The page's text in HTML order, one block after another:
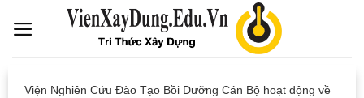
Viện Nghiên Cứu Đào Tạo Bồi Dưỡng Cán Bộ hoạt động về